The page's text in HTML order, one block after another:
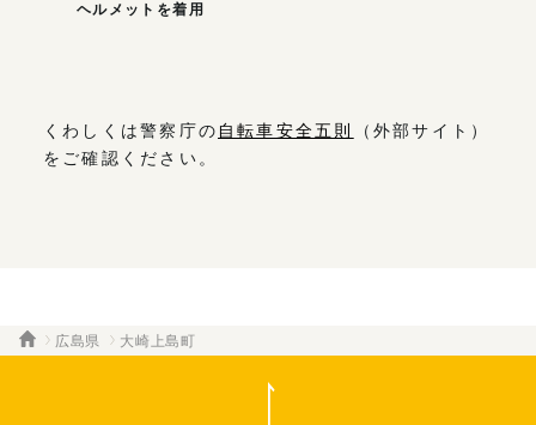
ヘルメットを着用
くわしくは警察庁の 自転車安全五則
（外部サイト）
をご確認ください。
広島県 大崎上島町